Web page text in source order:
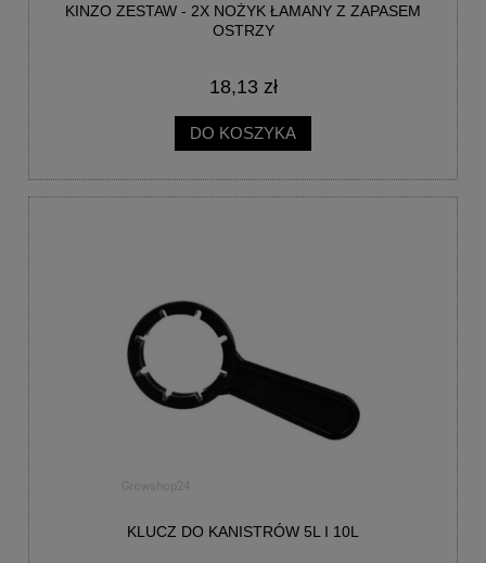
KINZO ZESTAW - 2X NOŻYK ŁAMANY Z ZAPASEM
OSTRZY
18,13 zł
DO KOSZYKA
KLUCZ DO KANISTRÓW 5L I 10L